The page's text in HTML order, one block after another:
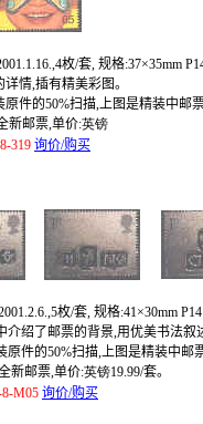
枚/套, 规格:37×35mm
详情,插有精美彩图。
原件的50%扫描,上图是精装中邮票
新邮票,单价:英镑
319 询价/购买
枚/套, 规格:41×30mm P14
介绍了邮票的背景,用优美书法叙
原件的50%扫描,上图是精装中邮票
新邮票,单价:英镑19.99/套。
8-M05 询价/购买